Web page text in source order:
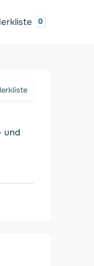
und